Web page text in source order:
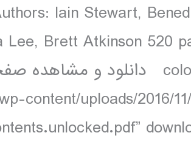
Iain Stewart,
Brett Atkinson 520
content/uploads/2016/